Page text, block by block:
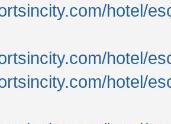
hotel/
hotel/
hotel/